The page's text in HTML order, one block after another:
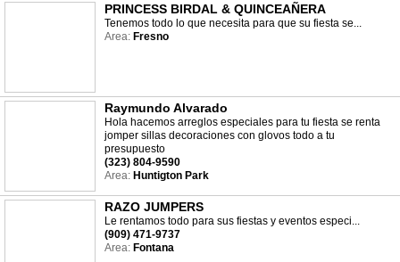
PRINCESS BIRDAL & QUINCEAÑERA
Tenemos todo lo que necesita para que su fiesta se...
Area: Fresno
Raymundo Alvarado
Hola hacemos arreglos especiales para tu fiesta se renta
jomper sillas decoraciones con glovos todo a tu
presupuesto
(323) 804-9590
Area: Huntigton Park
RAZO JUMPERS
Le rentamos todo para sus fiestas y eventos especi...
(909) 471-9737
Area: Fontana